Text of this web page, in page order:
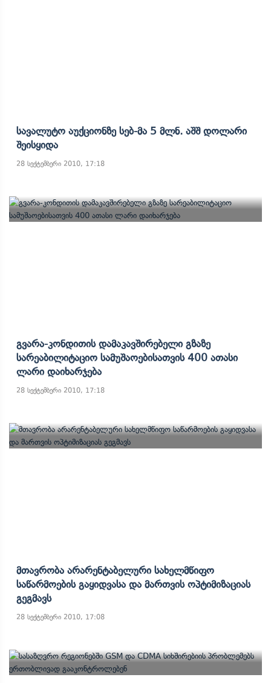
Სავალუტო Აუქციონზე Სებ-Მა 5 Მლნ. Აშშ Დოლარი
Შეისყიდა
28 სექტემბერი 2010, 17:18
Გვარა-Კონდითის Დამაკავშირებელი Გზაზე
Სარეაბილიტაციო Სამუშაოებისათვის 400 Ათასი
Ლარი Დაიხარჯება
28 სექტემბერი 2010, 17:18
Მთავრობა Არარენტაბელური Სახელმწიფო
Საწარმოების Გაყიდვასა Და Მართვის Ოპტიმიზაციას
Გეგმავს
28 სექტემბერი 2010, 17:08